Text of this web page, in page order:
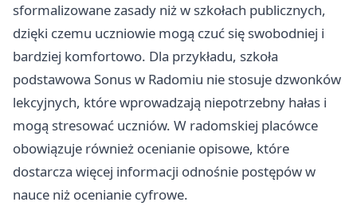
sformalizowane zasady niż w szkołach publicznych,
dzięki czemu uczniowie mogą czuć się swobodniej i
bardziej komfortowo. Dla przykładu, szkoła
podstawowa Sonus w Radomiu nie stosuje dzwonków
lekcyjnych, które wprowadzają niepotrzebny hałas i
mogą stresować uczniów. W radomskiej placówce
obowiązuje również ocenianie opisowe, które
dostarcza więcej informacji odnośnie postępów w
nauce niż ocenianie cyfrowe.